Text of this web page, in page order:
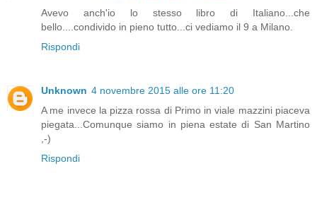
Avevo anch'io lo stesso libro di Italiano...che
bello....condivido in pieno tutto...ci vediamo il 9 a Milano.
Rispondi
Unknown 4 novembre 2015 alle ore 11:20
A me invece la pizza rossa di Primo in viale mazzini piaceva
piegata...Comunque siamo in piena estate di San Martino
,-)
Rispondi